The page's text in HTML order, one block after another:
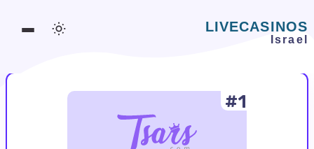
משחקים אונליין
#1